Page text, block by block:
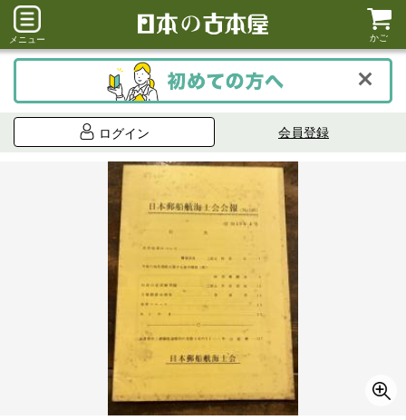
メニュー かご
ログイン 会員登録